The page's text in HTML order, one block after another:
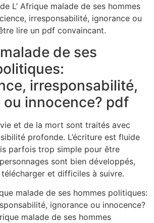
L’ Afrique malade de ses hommes
irresponsabilité, ignorance ou
lire un pdf convaincant.
de ses
irresponsabilité,
innocence? pdf
et de la mort sont traités avec
profonde. L’écriture est fluide
parfois trop simple pour être
sont bien développés,
et difficiles à suivre.
malade de ses hommes politiques:
ignorance ou innocence?
malade de ses hommes